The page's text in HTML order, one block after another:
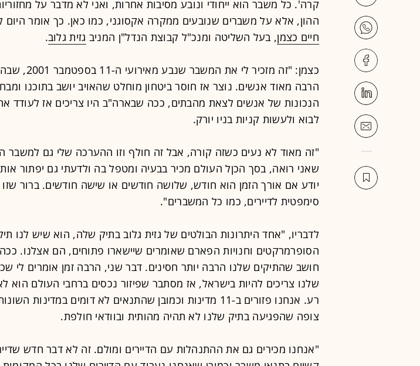
קרה'. כל משבר הוא ייחודי ונובע מסיבות אחרות, ואני לא מדבר על
ההון, אלא על משברים שנובעים ממקרה אקסוגני, כמו כאן. כך אומר היום
חיים כצמן, בעל השליטה ומנכ"ל קבוצת הנדל"ן המניב גזית גלוב.
כצמן: "זה מזכיר לי את המשבר
הרבה מאוד אנשים. נוצר אז חוסר ביטחון מוחלט שהאויב יושב בתוכנו
הנכונות של אנשים לצאת מהבתים, ככה שבארה"ב היו צריכים אז לעודד
לבוא ולעשות קניות בניו יורק.
"זה מאוד לא נעים כשזה קורה, אבל זה חולף וזו ההערכה שלי גם למשבר
שאני רואה, בסך הכןל העולם מכיר בבעיה ומטפל בה ולדעתי גם יפתור
יודע אם אורך הזמן הוא חודש, שלושה חודשים או שישה חודשים. ברור
סימפטית לדיירים, כמו כל המשברים".
לדבריו, "אחד היתרונות הבולטים של גזית גלוב בתיק שלה, הוא שיש לנו תיק
הסופרמרקטים וחנויות הפארם שאומרים שיישארו פתוחים, הם אצלנו.
חושב שהתיקים שלנו הרבה יותר חסינים. דבר שני, הרבה זמן אומרים לי
שלנו צריכים להיות בישראל, אז מסתבר שפיזור נכסים ברחבי העולם הוא
רע. אנחנו פזורים ב-11 מדינות וכמובן שהתנאים לא דומים במדינות
צופה שהפגיעה בתיק שלנו לא תהיה מהותית ובוודאי חולפת.
"אנחנו מכירים גם את ההתנהלות עם הדיירים ומולם. זה לא דבר חדש